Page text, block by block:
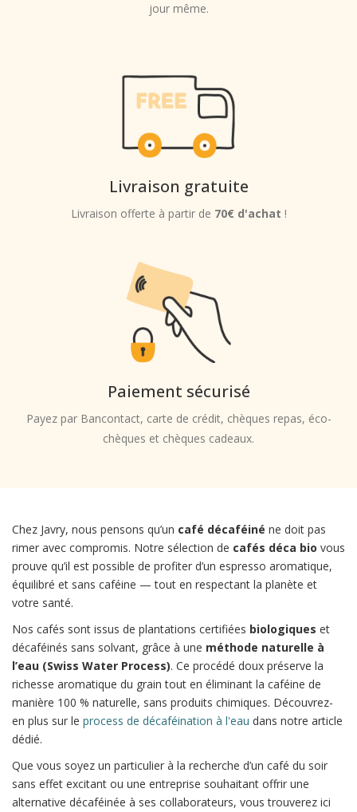
jour même.
Livraison gratuite
Livraison offerte à partir de 70€ d'achat !
Paiement sécurisé
Payez par Bancontact, carte de crédit, chèques repas, éco-
chèques et chèques cadeaux.
Chez Javry, nous pensons qu’un café décaféiné ne doit pas
rimer avec compromis. Notre sélection de cafés déca bio vous
prouve qu’il est possible de profiter d’un espresso aromatique,
équilibré et sans caféine — tout en respectant la planète et
votre santé.
Nos cafés sont issus de plantations certifiées biologiques et
décaféinés sans solvant, grâce à une méthode naturelle à
l’eau (Swiss Water Process). Ce procédé doux préserve la
richesse aromatique du grain tout en éliminant la caféine de
manière 100 % naturelle, sans produits chimiques. Découvrez-
en plus sur le process de décaféination à l'eau dans notre article
dédié.
Que vous soyez un particulier à la recherche d’un café du soir
sans effet excitant ou une entreprise souhaitant offrir une
alternative décaféinée à ses collaborateurs, vous trouverez ici